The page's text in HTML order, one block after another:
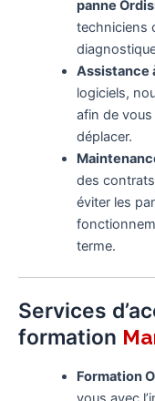
panne
techniciens
Assistance
logiciels,
afin de
déplacer.
des
éviter les
terme.
Services
formation
Formation